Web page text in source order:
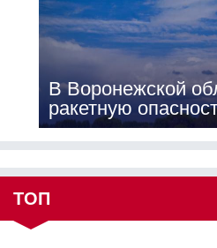
В Воронежской
ракетную
ТОП